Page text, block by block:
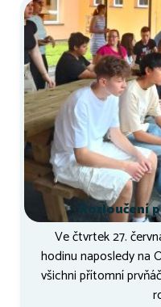
Rozloučení
Ve čtvrtek 27.
hodinu naposledy na
všichni přítomní